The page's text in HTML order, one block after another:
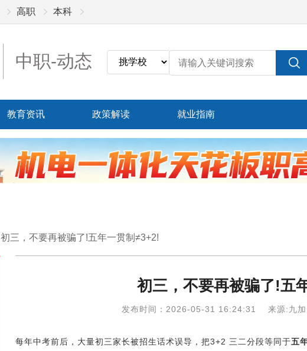
高职 本科
中职-动态
教育资讯 政策解读 就业指南
初三，不要再被骗了!五年一贯制≠3+2!
初三，不要再被骗了!五
发布时间：2026-05-31 16:24:31 来源:九
每年中考前后，大量初三家长被招生话术误导，把3+2 三二分段等同于五